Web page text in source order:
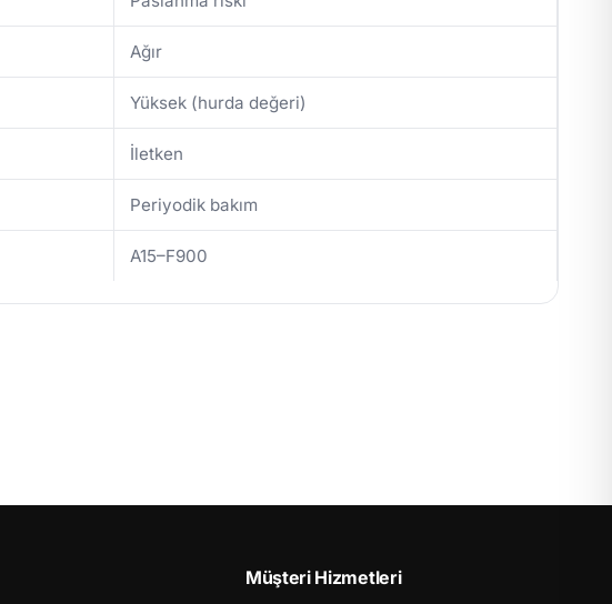
Ağır
Yüksek (hurda değeri)
İletken
Periyodik bakım
A15–F900
Müşteri Hizmetleri